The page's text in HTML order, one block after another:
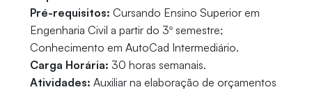
Pré-requisitos: Cursando Ensino Superior em
Engenharia Civil a partir do 3º semestre;
Conhecimento em AutoCad Intermediário.
Carga Horária: 30 horas semanais.
Atividades: Auxiliar na elaboração de orçamentos